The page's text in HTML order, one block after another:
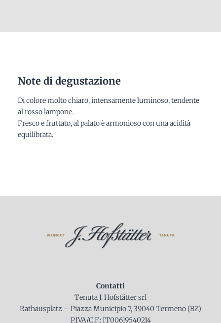
Note di degustazione
Di colore molto chiaro, intensamente luminoso, tendente
al rosso lampone.
Fresco e fruttato, al palato è armonioso con una acidità
equilibrata.
Contatti
Tenuta J. Hofstätter srl
Rathausplatz – Piazza Municipio 7, 39040 Termeno (BZ)
P.IVA/C.F.: IT00619540214